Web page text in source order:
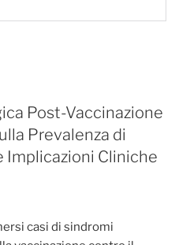
Post-Vaccinazione
Prevalenza di
Implicazioni Cliniche
casi di sindromi